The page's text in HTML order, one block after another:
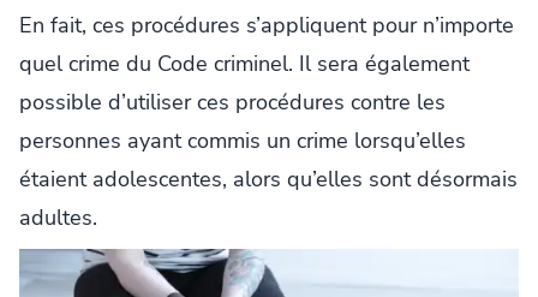
En fait, ces procédures s’appliquent pour n’importe
quel crime du Code criminel. Il sera également
possible d’utiliser ces procédures contre les
personnes ayant commis un crime lorsqu’elles
étaient adolescentes, alors qu’elles sont désormais
adultes.